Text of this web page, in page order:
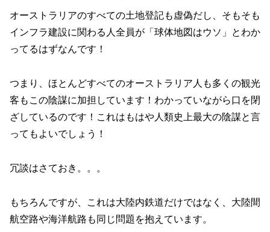
オーストラリアのすべての土地登記も虚偽だし、そもそも
インフラ建設に関わる人全員が「球体地図はウソ」とわか
ってるはずなんです！
つまり、ほとんどすべてのオーストラリア人も多くの観光
客もこの陰謀に加担しています！わかっていながら口を閉
ざしているのです！これはもはや人類史上最大の陰謀と言
ってもよいでしょう！
冗談はさておき。。。
もちろんですが、これは大陸内鉄道だけではなく、大陸間
航空路や海洋航路も同じ問題を抱えています。